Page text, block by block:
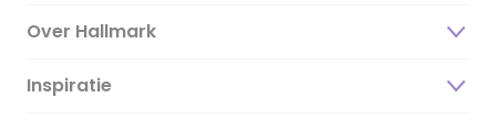
Over Hallmark
Over ons
Inspiratie